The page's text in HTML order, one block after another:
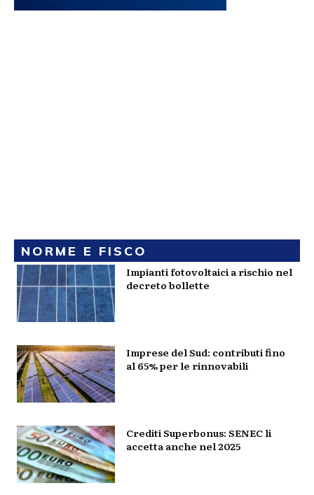
NORME E FISCO
Impianti fotovoltaici a rischio nel
decreto bollette
Imprese del Sud: contributi fino
al 65% per le rinnovabili
Crediti Superbonus: SENEC li
accetta anche nel 2025